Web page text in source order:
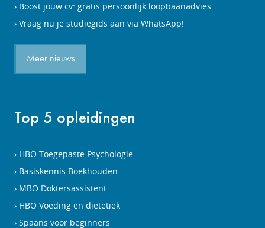
Boost jouw cv: gratis persoonlijk loopbaanadvies
Vraag nu je studiegids aan via WhatsApp!
Meer nieuws
Top 5 opleidingen
HBO Toegepaste Psychologie
Basiskennis Boekhouden
MBO Doktersassistent
HBO Voeding en diëtetiek
Spaans voor beginners